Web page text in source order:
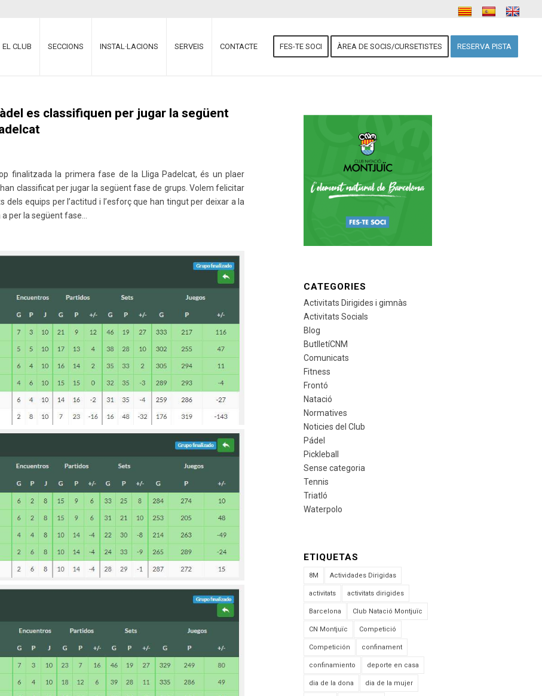
EL CLUB SECCIONS INSTAL·LACIONS SERVEIS CONTACTE FES-TE SOCI ÀREA DE SOCIS/CURSETISTES RESERVA PISTA
es classifiquen per jugar la següent
finalitzada la primera fase de la Lliga Padelcat, és un plaer
classificat per jugar la següent fase de grups. Volem felicitar
dels equips per l’actitud i l’esforç que han tingut per deixar a la
per la següent fase…
CATEGORIES
Activitats Dirigides i gimnàs
Activitats Socials
Blog
ButlletíCNM
Comunicats
Fitness
Frontó
Natació
Normatives
Noticies del Club
Pádel
Pickleball
Sense categoria
Tennis
Triatló
Waterpolo
ETIQUETAS
8M Actividades Dirigidas
activitats activitats dirigides
Barcelona Club Natació Montjuïc
CN Montjuïc Competició
Competición confinament
confinamiento deporte en casa
dia de la dona dia de la mujer